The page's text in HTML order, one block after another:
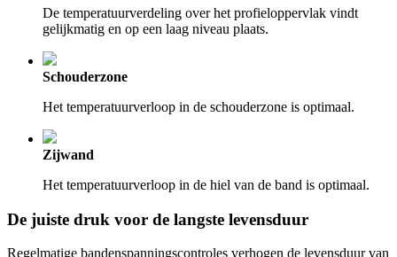
De temperatuurverdeling over het profieloppervlak vindt
gelijkmatig en op een laag niveau plaats.
Schouderzone
Het temperatuurverloop in de schouderzone is optimaal.
Zijwand
Het temperatuurverloop in de hiel van de band is optimaal.
De juiste druk voor de langste levensduur
Regelmatige bandenspanningscontroles verhogen de levensduur van